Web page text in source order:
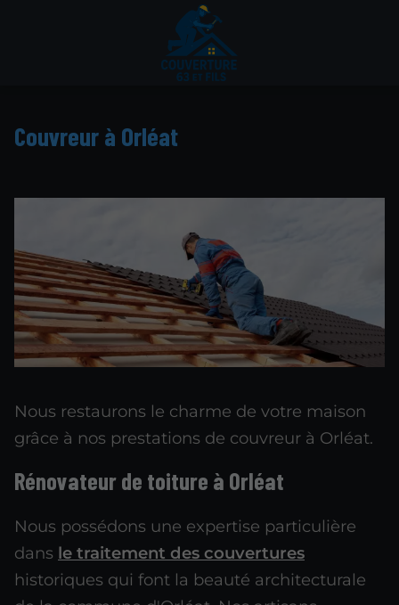
Couvreur à Orléat
Nous restaurons le charme de votre maison
grâce à nos prestations de couvreur à Orléat.
Rénovateur de toiture à Orléat
Nous possédons une expertise particulière
dans le traitement des couvertures
historiques qui font la beauté architecturale